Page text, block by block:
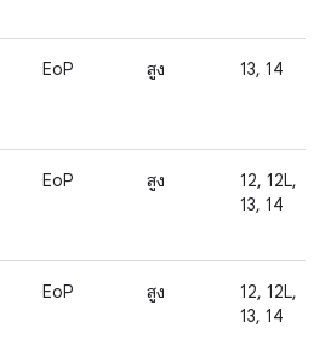
EoP สูง 13, 14
EoP สูง
12, 12L,
13, 14
EoP สูง
12, 12L,
13, 14